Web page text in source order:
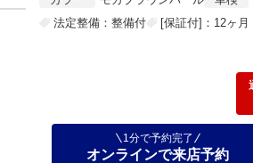
法定整備：整備付
[保証付]：12ヶ
1分で予約完了
オンラインで来店予約